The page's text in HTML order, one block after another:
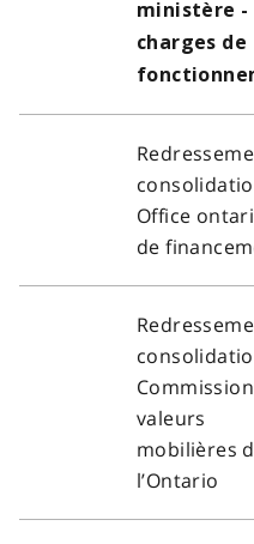
ministère -
charges de
Office
de
valeurs
mobilières
l’Ontario